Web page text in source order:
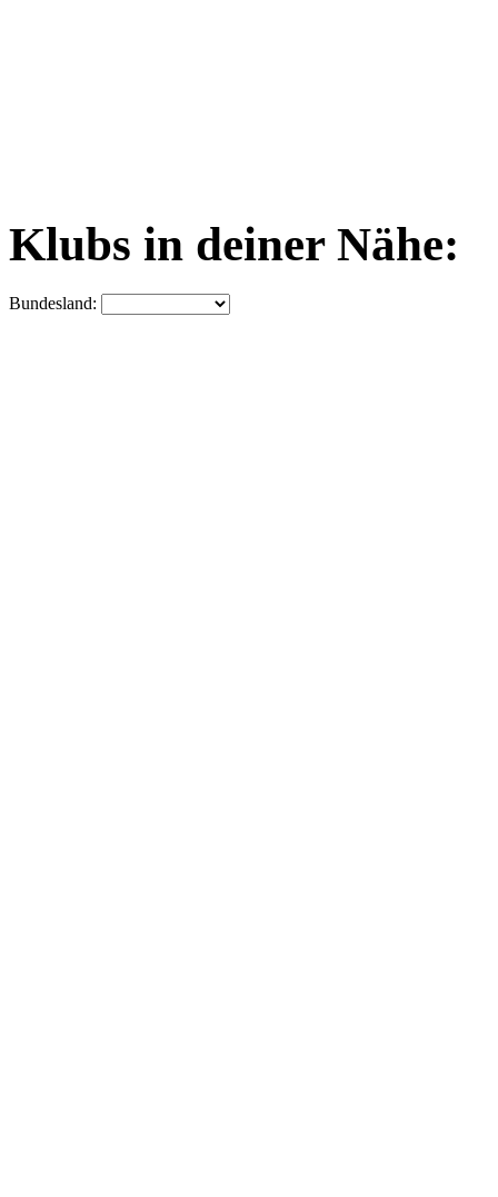
Klubs in deiner Nähe:
Bundesland: